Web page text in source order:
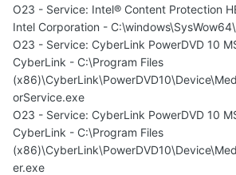
O23 - Service: Intel® Content Protection
Intel Corporation -
O23 - Service: CyberLink PowerDVD 10
CyberLink - C:\Program Files
orService.exe
O23 - Service: CyberLink PowerDVD 10
CyberLink - C:\Program Files
er.exe